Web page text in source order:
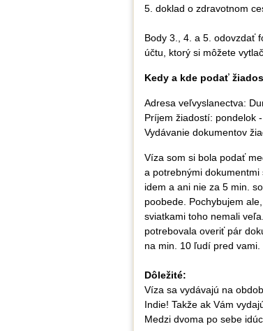
5. doklad o zdravotnom
Body 3., 4. a 5. odovzdať
účtu, ktorý si môžete
Kedy a kde podať
Adresa veľvyslanectva:
Príjem žiadostí: pondelok
Vydávanie dokumentov
Víza som si bola podať
a potrebnými
idem a ani nie za 5 min.
poobede. Pochybujem
sviatkami toho nemali
potrebovala overiť pár
na min. 10 ľudí pred vami.
Dôležité:
Víza sa vydávajú na
Indie! Takže ak Vám
Medzi dvoma po sebe